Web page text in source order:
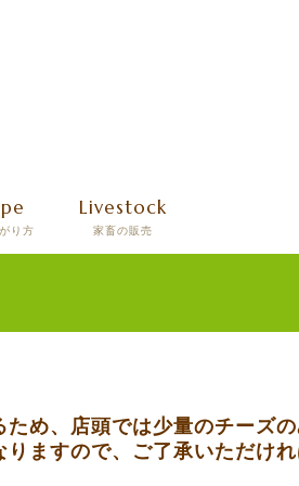
り方
Livestock
家畜の販売
め、店頭では少量のチーズ
ますので、ご了承いただけ